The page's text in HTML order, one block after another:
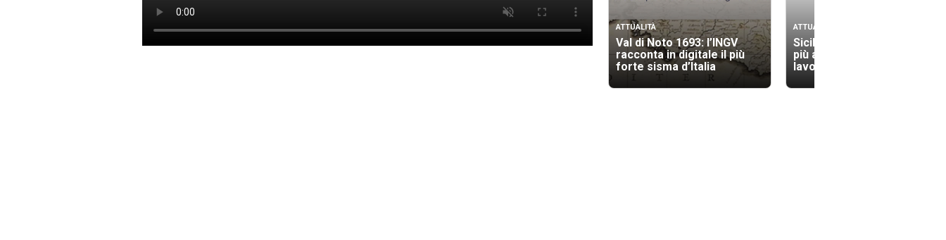
ATTUALITÀ
Val di Noto 1693: l’INGV
racconta in digitale il più
forte sisma d’Italia
ATTUALITÀ
Sicilia tra le regioni con il
più alto indice di morti sul
lavoro